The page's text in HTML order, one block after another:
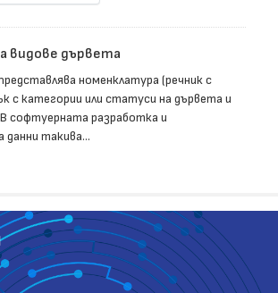
видове дървета
номенклатура (речник с
с категории или статуси на дървета и
софтуерната разработка и
данни такива...